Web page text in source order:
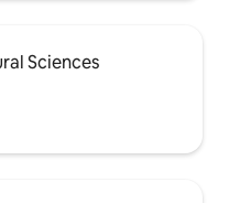
Sciences